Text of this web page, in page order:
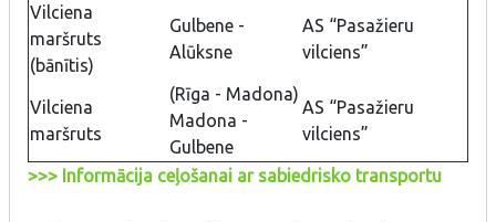
Vilciena
maršruts
(bānītis)
Gulbene -
Alūksne
AS “Pasažieru
vilciens”
Vilciena
maršruts
(Rīga - Madona)
Madona -
Gulbene
AS “Pasažieru
vilciens”
>>> Informācija ceļošanai ar sabiedrisko transportu